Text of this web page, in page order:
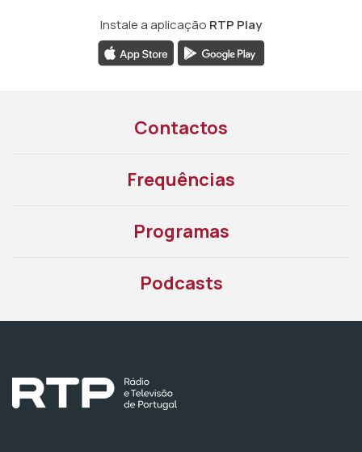
Instale a aplicação RTP Play
Contactos
Frequências
Programas
Podcasts